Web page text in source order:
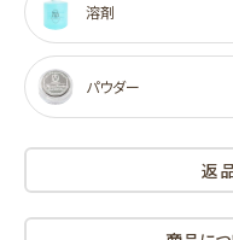
溶剤
パウダー
返